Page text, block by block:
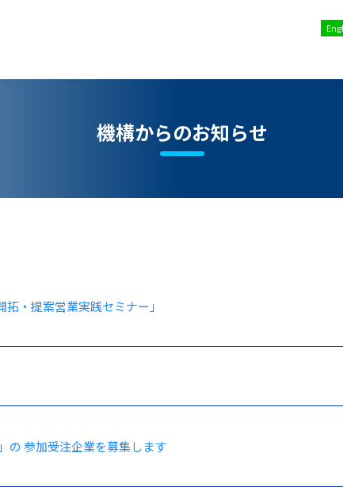
機構からのお知らせ
・提案営業実践セミナー」
の 参加受注企業を募集します